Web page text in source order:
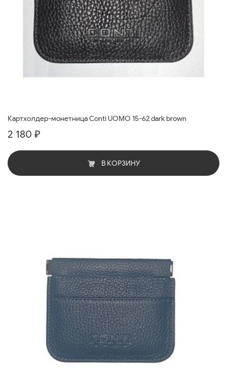
Картхолдер-монетница Conti UOMO 15-62 dark brown
2 180 ₽
В КОРЗИНУ